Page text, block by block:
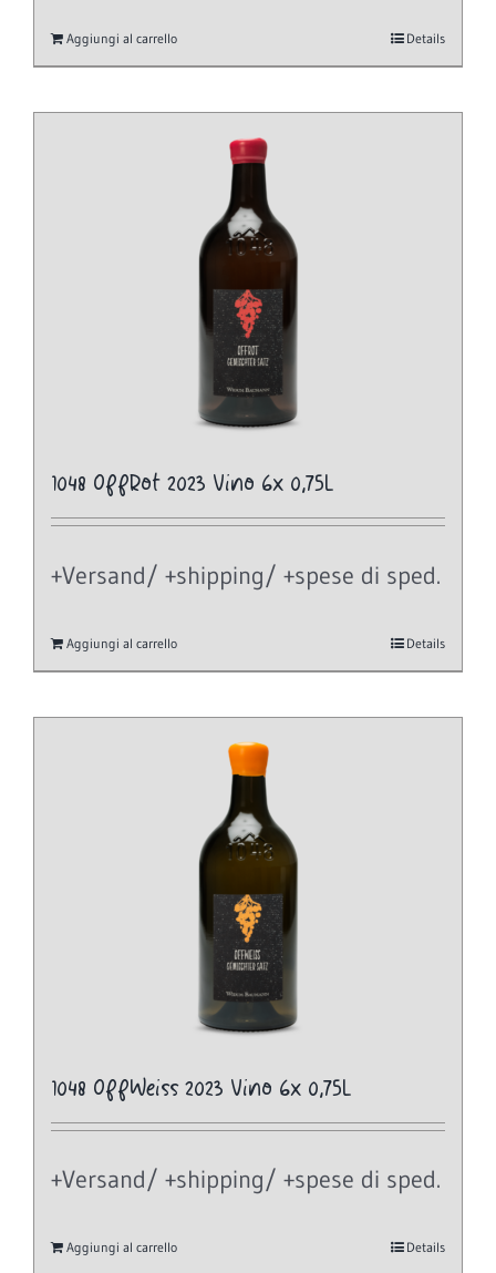
Aggiungi al carrello Details
1048 OffRot 2023 Vino 6x 0,75L
+Versand/ +shipping/ +spese di sped.
Aggiungi al carrello Details
1048 OffWeiss 2023 Vino 6x 0,75L
+Versand/ +shipping/ +spese di sped.
Aggiungi al carrello Details